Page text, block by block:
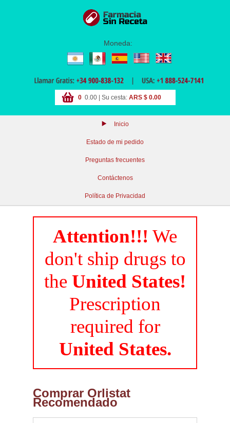
Moneda:
0 0.00 | Su cesta: ARS $ 0.00
Inicio
Estado de mi pedido
Preguntas frecuentes
Contáctenos
Política de Privacidad
Attention!!! We
don't ship drugs to
the United States!
Prescription
required for
United States.
Comprar Orlistat
Recomendado